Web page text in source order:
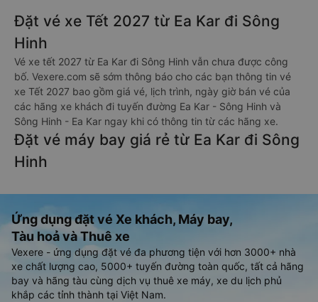
Đặt vé xe Tết 2027 từ Ea Kar đi Sông
Hinh
Vé xe tết 2027 từ Ea Kar đi Sông Hinh vẫn chưa được công
bố. Vexere.com sẽ sớm thông báo cho các bạn thông tin vé
xe Tết 2027 bao gồm giá vé, lịch trình, ngày giờ bán vé của
các hãng xe khách đi tuyến đường Ea Kar - Sông Hinh và
Sông Hinh - Ea Kar ngay khi có thông tin từ các hãng xe.
Đặt vé máy bay giá rẻ từ Ea Kar đi Sông
Hinh
Ứng dụng đặt vé Xe khách, Máy bay,
Tàu hoả và Thuê xe
Vexere - ứng dụng đặt vé đa phương tiện với hơn 3000+ nhà
xe chất lượng cao, 5000+ tuyến đường toàn quốc, tất cả hãng
bay và hãng tàu cùng dịch vụ thuê xe máy, xe du lịch phủ
khắp các tỉnh thành tại Việt Nam.